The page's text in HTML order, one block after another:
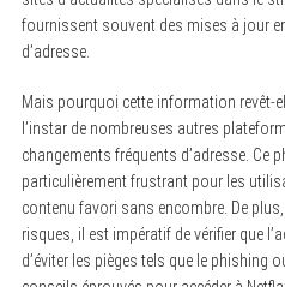
fournissent souvent des mises à jour
d’adresse.
Mais pourquoi cette information revêt-
l’instar de nombreuses autres
changements fréquents d’adresse. Ce
particulièrement frustrant pour les
contenu favori sans encombre. De
risques, il est impératif de vérifier que
d’éviter les pièges tels que le phishing